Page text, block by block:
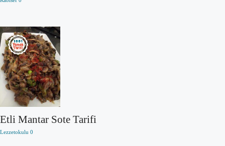
Etli Mantar Sote Tarifi
Lezzetokulu 0